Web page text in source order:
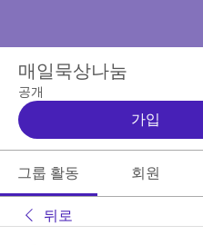
매일묵상나눔
공개
가입
그룹 활동 회원
뒤로